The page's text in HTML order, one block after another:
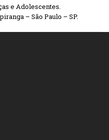
e Adolescentes.
– São Paulo – SP.